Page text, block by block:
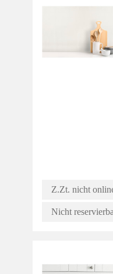
Z.Zt. nicht
Nicht